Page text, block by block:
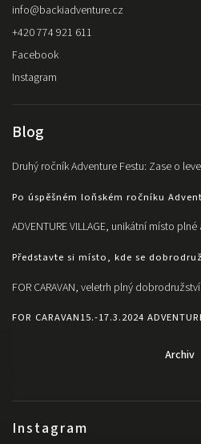
Instagram
info@backiadventure.cz
+420 774 921 611
Facebook
Instagram
Blog
Druhý ročník Adventure Festu: Zase o
Po úspěšném loňském ročníku
ADVENTURE VILLAGE, unikátní místo
Představte si místo, kde se
FOR CARAVAN, veletrh plný dobrodružství
FOR CARAVAN15.-17.3.2024
Archiv